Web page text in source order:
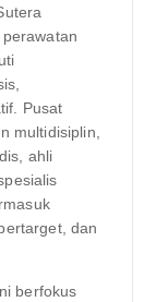
Pusat
multidisiplin,
ahli
dan
berfokus